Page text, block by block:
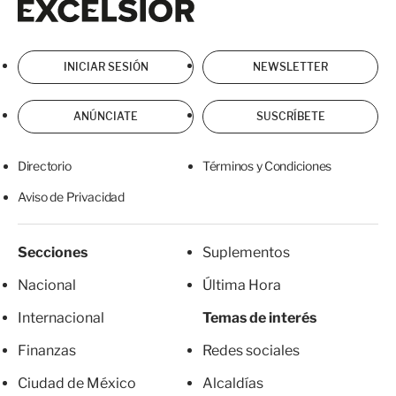
INICIAR SESIÓN NEWSLETTER
ANÚNCIATE SUSCRÍBETE
Directorio Términos y Condiciones
Aviso de Privacidad
Secciones
Nacional
Internacional
Finanzas
Ciudad de México
Suplementos
Última Hora
Temas de interés
Redes sociales
Alcaldías